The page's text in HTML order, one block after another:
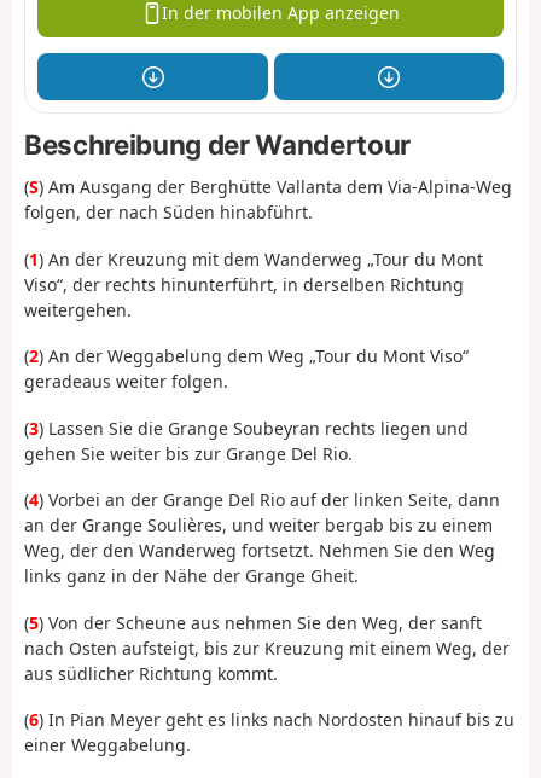
In der mobilen App anzeigen
Beschreibung der Wandertour
(S) Am Ausgang der Berghütte Vallanta dem Via-Alpina-Weg
folgen, der nach Süden hinabführt.
(1) An der Kreuzung mit dem Wanderweg „Tour du Mont
Viso“, der rechts hinunterführt, in derselben Richtung
weitergehen.
(2) An der Weggabelung dem Weg „Tour du Mont Viso“
geradeaus weiter folgen.
(3) Lassen Sie die Grange Soubeyran rechts liegen und
gehen Sie weiter bis zur Grange Del Rio.
(4) Vorbei an der Grange Del Rio auf der linken Seite, dann
an der Grange Soulières, und weiter bergab bis zu einem
Weg, der den Wanderweg fortsetzt. Nehmen Sie den Weg
links ganz in der Nähe der Grange Gheit.
(5) Von der Scheune aus nehmen Sie den Weg, der sanft
nach Osten aufsteigt, bis zur Kreuzung mit einem Weg, der
aus südlicher Richtung kommt.
(6) In Pian Meyer geht es links nach Nordosten hinauf bis zu
einer Weggabelung.